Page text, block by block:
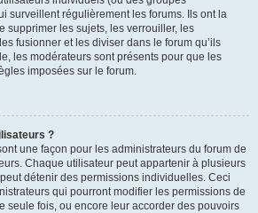
surveillent régulièrement les forums. Ils ont la
supprimer les sujets, les verrouiller, les
fusionner et les diviser dans le forum qu’ils
les modérateurs sont présents pour que les
imposées sur le forum.
?
une façon pour les administrateurs du forum de
Chaque utilisateur peut appartenir à plusieurs
détenir des permissions individuelles. Ceci
qui pourront modifier les permissions de
seule fois, ou encore leur accorder des pouvoirs